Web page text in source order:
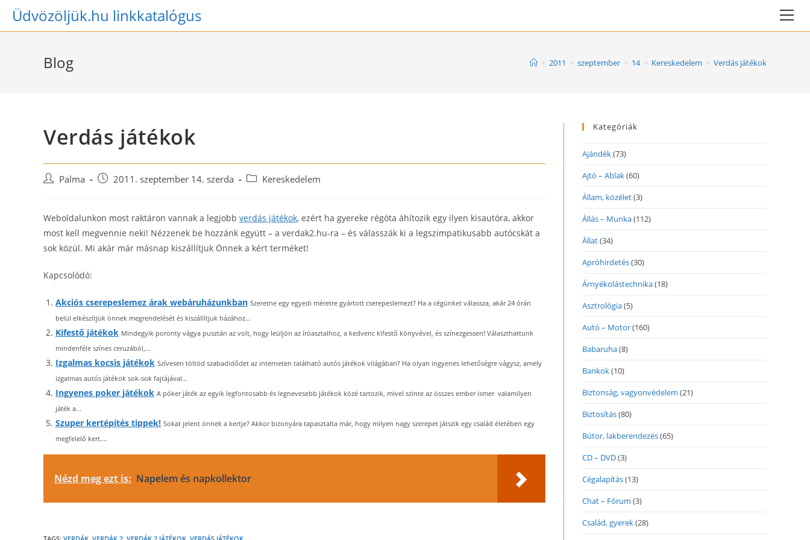
SkipÜdvözöljük.hu linkkatalógus
Blog > 2011 > szeptember > 14 > Kereskedelem > Verdás játékok
Verdás játékok
Post Palma
Post 2011. szeptember 14. szerda
Post Kereskedelem
Weboldalunkon most raktáron vannak a legjobb verdás játékok, ezért ha gyereke régóta áhítozik egy ilyen kisautóra, akkor
most kell megvennie neki! Nézzenek be hozzánk együtt – a verdak2.hu-ra – és válasszák ki a legszimpatikusabb autócskát a
sok közül. Mi akár már másnap kiszállítjuk Önnek a kért terméket!
Kapcsolódó:
Akciós cserepeslemez árak webáruházunkban Szeretne egy egyedi méretre gyártott cserepeslemezt? Ha a cégünket válassza, akár 24 órán
belül elkészítjük önnek megrendelését és kiszállítjuk házához...
Kifestő játékok Mindegyik poronty vágya pusztán az volt, hogy leüljön az íróasztalhoz, a kedvenc kifestő könyvével, és színezgessen! Választhattunk
mindenféle színes ceruzából,...
Izgalmas kocsis játékok Szívesen töltöd szabadidődet az interneten található autós játékok világában? Ha olyan ingyenes lehetőségre vágysz, amely
izgalmas autós játékok sok-sok fajtájával...
Ingyenes poker játékok A póker játék az egyik legfontosabb és legnevesebb játékok közé tartozik, mivel szinte az összes ember ismer valamilyen
játék a...
Szuper kertépítés tippek! Sokat jelent önnek a kertje? Akkor bizonyára tapasztalta már, hogy milyen nagy szerepet játszik egy család életében egy
megfelelő kert....
Nézd meg ezt is: Napelem és napkollektor
Kategóriák
Ajándék(73)
Ajtó – Ablak(60)
Állam, közélet(3)
Állás – Munka(112)
Állat(34)
Apróhirdetés(30)
Árnyékolástechnika(18)
Asztrológia(5)
Autó – Motor(160)
Babaruha(8)
Bankok(10)
Biztonság, vagyonvédelem (21)
Biztosítás(80)
Bútor, lakberendezés(65)
CD – DVD(3)
Cégalapítás(13)
Chat – Fórum (3)
Család, gyerek(28)